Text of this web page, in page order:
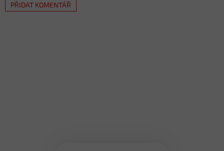
PŘIDAT KOMENTÁŘ